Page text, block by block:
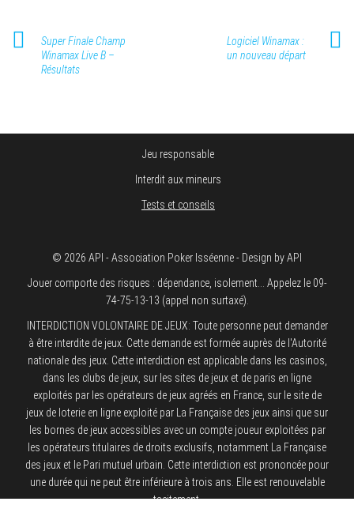
Super Finale Champ
Winamax Live B –
Résultats
Logiciel Winamax :
un nouveau départ
Jeu responsable
Interdit aux mineurs
Tests et conseils
© 2026 API - Association Poker Isséenne - Design by API
Jouer comporte des risques : dépendance, isolement... Appelez le 09-
74-75-13-13 (appel non surtaxé).
INTERDICTION VOLONTAIRE DE JEUX: Toute personne peut demander
à être interdite de jeux. Cette demande est formée auprès de l'Autorité
nationale des jeux. Cette interdiction est applicable dans les casinos,
dans les clubs de jeux, sur les sites de jeux et de paris en ligne
exploités par les opérateurs de jeux agréés en France, sur le site de
jeux de loterie en ligne exploité par La Française des jeux ainsi que sur
les bornes de jeux accessibles avec un compte joueur exploitées par
les opérateurs titulaires de droits exclusifs, notamment La Française
des jeux et le Pari mutuel urbain. Cette interdiction est prononcée pour
une durée qui ne peut être inférieure à trois ans. Elle est renouvelable
tacitement.